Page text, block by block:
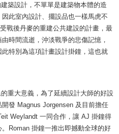
築設計，不單單是建築物本體的造
此室內設計、擺設品也一樣馬虎不
戰後丹麥的重建公共建設的計畫，最
時間流逝，沖淡戰爭的悲傷記憶，
特別為這項計畫設計掛鐘，這也就
重大意義，為了延續設計大師的好設
發 Magnus Jorgensen 及目前擔任
Weylandt 一同合作，讓 AJ 掛鐘得
Roman 掛鐘一推出即撼動全球的好